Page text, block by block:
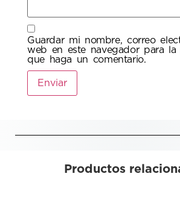
Guardar mi nombre, correo
web en este navegador para la
que haga un comentario.
Productos